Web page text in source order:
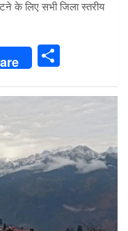
के लिए सभी जिला स्तरीय
ar